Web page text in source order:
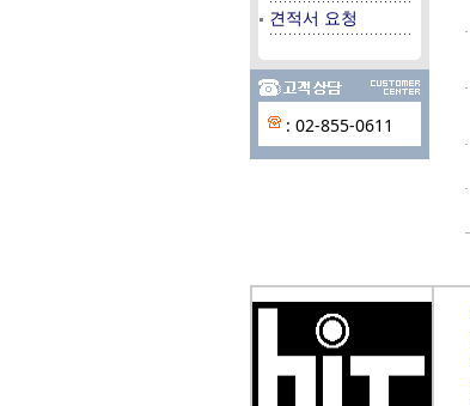
견적서 요청
: 02-855-0611